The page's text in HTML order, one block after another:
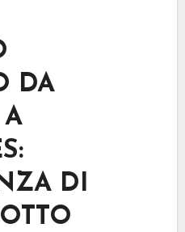
DA
DI